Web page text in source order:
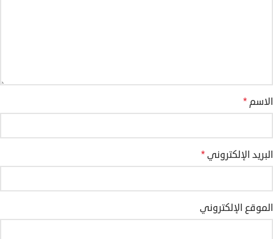
الاسم*
البريد الإلكتروني*
الموقع الإلكتروني